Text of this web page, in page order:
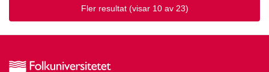
Fler resultat (visar 10 av 23)